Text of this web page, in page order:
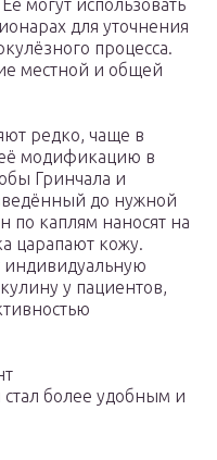
могут использовать
для уточнения
процесса.
местной и общей
редко, чаще в
её модификацию в
Гринчала и
до нужной
по каплям наносят на
царапают кожу.
у пациентов,
более удобным и